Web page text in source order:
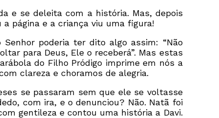
e se deleita com a história. Mas, depois
página e a criança viu uma figura!
poderia ter dito algo assim: “Não
para Deus, Ele o receberá”. Mas estas
do Filho Pródigo imprime em nós a
clareza e choramos de alegria.
se passaram sem que ele se voltasse
com ira, e o denunciou? Não. Natã foi
gentileza e contou uma história a Davi.